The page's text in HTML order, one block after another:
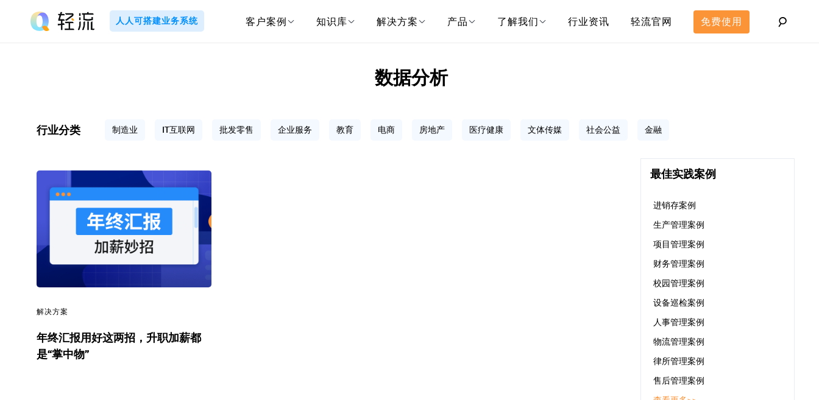
content
A
码
解
决
方
案
人人可搭建业务系统 客户案例 知识库 解决方案 产品 了解我们 行业资讯 轻流官网 免费使用
数据分析
行业分类 制造业 IT互联网 批发零售 企业服务 教育 电商 房地产 医疗健康 文体传媒 社会公益 金融
解决方案
年终汇报用好这两招，升职加薪都
是“掌中物”
最佳实践案例
进销存案例
生产管理案例
项目管理案例
财务管理案例
校园管理案例
设备巡检案例
人事管理案例
物流管理案例
律所管理案例
售后管理案例